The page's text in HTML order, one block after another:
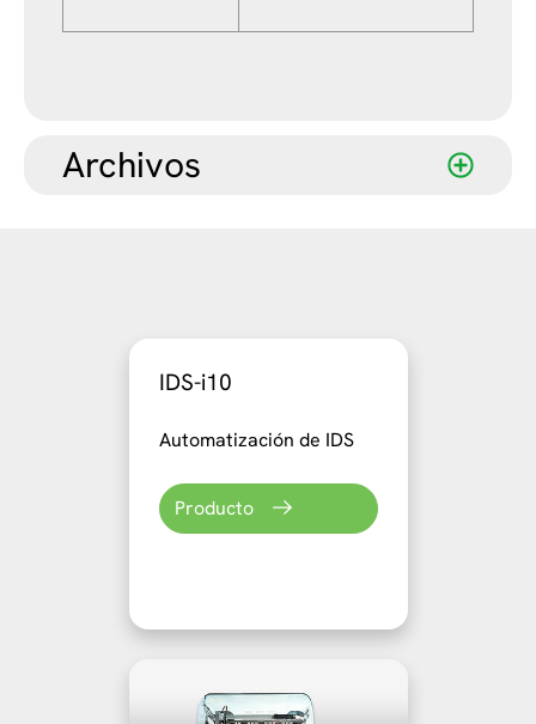
Archivos
IDS-i10
Automatización de IDS
Producto